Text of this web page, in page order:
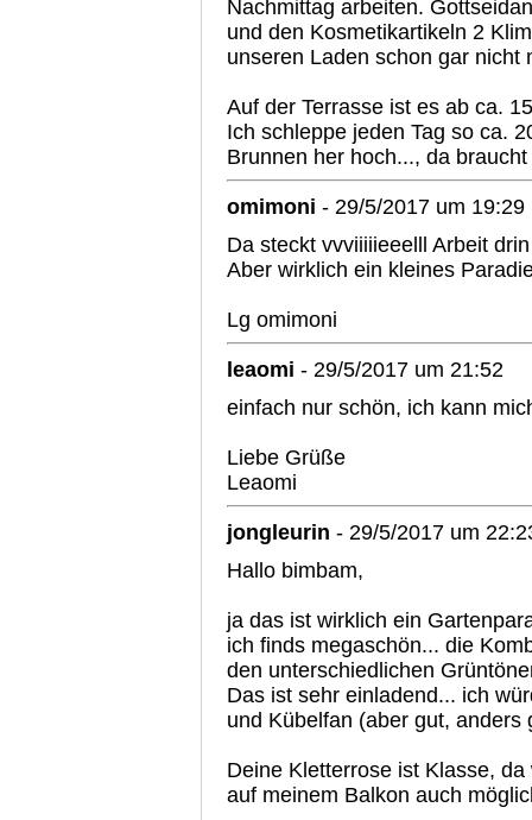
Nachmittag arbeiten.
und den Kosmetikartikeln 2
unseren Laden schon gar nicht
Auf der Terrasse ist es ab ca.
Ich schleppe jeden Tag so ca.
Brunnen her hoch..., da
omimoni - 29/5/2017 um 19:29
Da steckt vvviiiiieeelll Arbeit
Aber wirklich ein kleines
Lg omimoni
leaomi - 29/5/2017 um 21:52
einfach nur schön, ich kann
Liebe Grüße
Leaomi
jongleurin - 29/5/2017 um
Hallo bimbam,
ja das ist wirklich ein
ich finds megaschön... die
den unterschiedlichen
Das ist sehr einladend... ich
und Kübelfan (aber gut,
Deine Kletterrose ist Klasse,
auf meinem Balkon auch